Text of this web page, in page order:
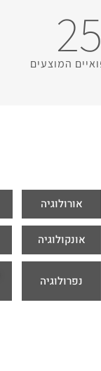
המוצעים25
אורולוגיה
אונקולוגיה
נפרולוגיה